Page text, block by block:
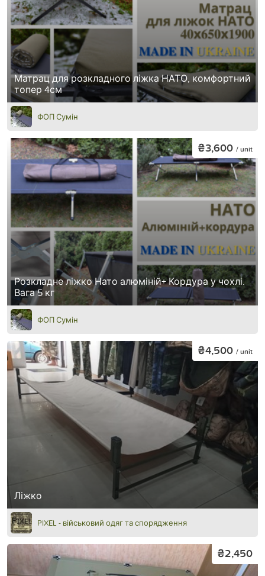
Матрац для розкладного ліжка НАТО, комфортний
топер 4см
ФОП Сумін
Розкладне ліжко Нато алюміній+ Кордура у чохлі.
Вага 5 кг
₴3,600 / unit
ФОП Сумін
Ліжко
₴4,500 / unit
PIXEL - військовий одяг та спорядження
₴2,450